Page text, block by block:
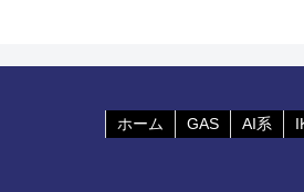
ホーム GAS AI系